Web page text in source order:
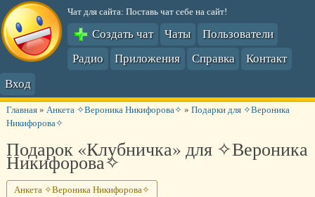
Чат для сайта: Поставь чат себе на сайт!
Создать чат Чаты
Пользователи
Радио
Приложения Справка
Контакт
Вход
Главная» Анкета ✧Вероника Никифорова✧ » Подарки для ✧Вероника
Никифорова✧
Подарок «Клубничка» для ✧Вероника
Никифорова✧
Анкета ✧Вероника Никифорова✧